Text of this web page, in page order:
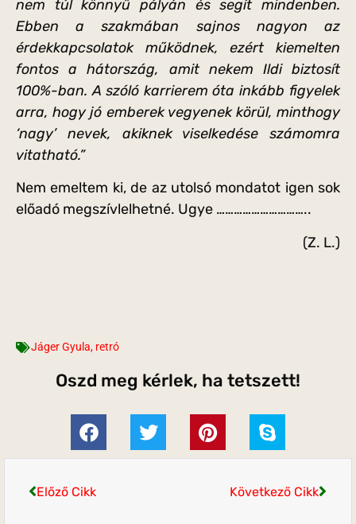
nem túl könnyű pályán és segít mindenben.
Ebben a szakmában sajnos nagyon az
érdekkapcsolatok működnek, ezért kiemelten
fontos a hátország, amit nekem Ildi biztosít
100%-ban. A szóló karrierem óta inkább figyelek
arra, hogy jó emberek vegyenek körül, minthogy
‘nagy’ nevek, akiknek viselkedése számomra
vitatható.”
Nem emeltem ki, de az utolsó mondatot igen sok
előadó megszívlelhetné. Ugye …………………………..
(Z. L.)
Jáger Gyula, retró
Oszd meg kérlek, ha tetszett!
Előző Cikk Következő Cikk